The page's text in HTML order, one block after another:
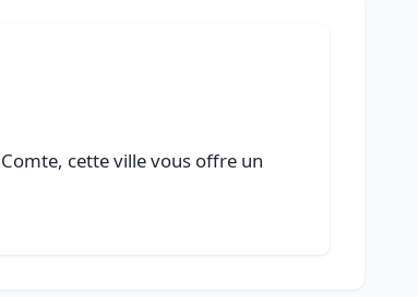
cette ville vous offre un